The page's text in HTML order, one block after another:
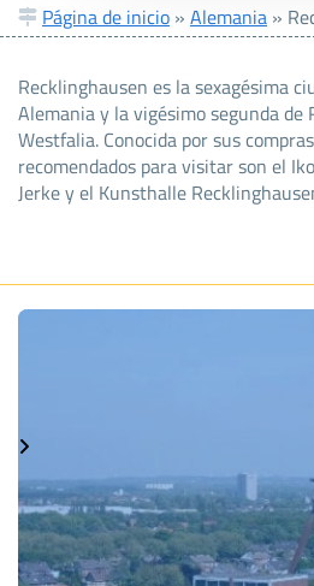
Página de inicio » Alemania »
Recklinghausen es la sexagésima
Alemania y la vigésimo segunda de
Westfalia. Conocida por sus
recomendados para visitar son el
Jerke y el Kunsthalle